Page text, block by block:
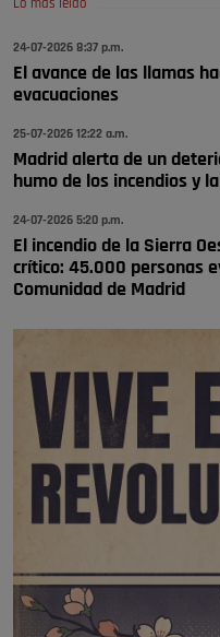
Y ese quien es, apenas se ven
todos, no vamos a notar …
Pozuelo de Alarcón
🔴 EXCLUSIVA
Lo más leído
24-07-2026 8:37 p.m.
El avance de las llamas
evacuaciones
25-07-2026 12:22 a.m.
Madrid alerta de un
humo de los incendios y
24-07-2026 5:20 p.m.
El incendio de la Sierra
crítico: 45.000 personas
Comunidad de Madrid